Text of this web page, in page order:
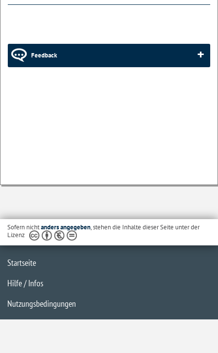
Feedback
Sofern nichtanders angegeben, stehen die Inhalte dieser Seite unter der
Lizenz
Startseite
Hilfe / Infos
Nutzungsbedingungen